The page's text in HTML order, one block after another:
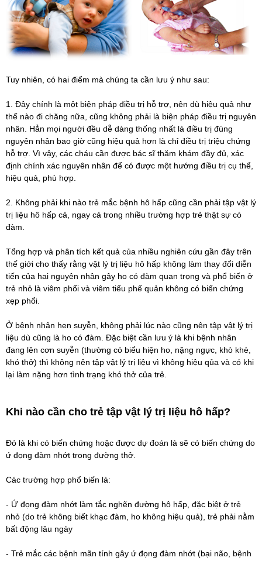
Tuy nhiên, có hai điểm mà chúng ta cần lưu ý như sau:
1. Đây chính là một biện pháp điều trị hỗ trợ, nên dù hiệu quả như
thế nào đi chăng nữa, cũng không phải là biện pháp điều trị nguyên
nhân. Hẳn mọi người đều dễ dàng thống nhất là điều trị đúng
nguyên nhân bao giờ cũng hiệu quả hơn là chỉ điều trị triệu chứng
hỗ trợ. Vì vậy, các cháu cần được bác sĩ thăm khám đầy đủ, xác
định chính xác nguyên nhân để có được một hướng điều trị cụ thể,
hiệu quả, phù hợp.
2. Không phải khi nào trẻ mắc bệnh hô hấp cũng cần phải tập vật lý
trị liệu hô hấp cả, ngay cả trong nhiều trường hợp trẻ thật sự có
đàm.
Tổng hợp và phân tích kết quả của nhiều nghiên cứu gần đây trên
thế giới cho thấy rằng vật lý trị liệu hô hấp không làm thay đổi diễn
tiến của hai nguyên nhân gây ho có đàm quan trọng và phổ biến ở
trẻ nhỏ là viêm phổi và viêm tiểu phế quản không có biến chứng
xẹp phổi.
Ở bệnh nhân hen suyễn, không phải lúc nào cũng nên tập vật lý trị
liệu dù cũng là ho có đàm. Đặc biệt cần lưu ý là khi bệnh nhân
đang lên cơn suyễn (thường có biểu hiện ho, nặng ngực, khò khè,
khó thở) thì không nên tập vật lý trị liệu vì không hiệu qủa và có khi
lại làm nặng hơn tình trạng khó thở của trẻ.
Khi nào cần cho trẻ tập vật lý trị liệu hô hấp?
Đó là khi có biến chứng hoặc được dự đoán là sẽ có biến chứng do
ứ đọng đàm nhớt trong đường thở.
Các trường hợp phổ biến là:
- Ứ đọng đàm nhớt làm tắc nghẽn đường hô hấp, đặc biệt ở trẻ
nhỏ (do trẻ không biết khạc đàm, ho không hiệu quả), trẻ phải nằm
bất động lâu ngày
- Trẻ mắc các bệnh mãn tính gây ứ đọng đàm nhớt (bại não, bệnh